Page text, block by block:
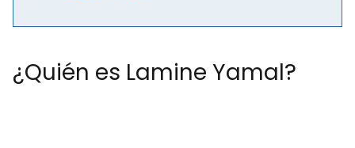
¿Quién es Lamine Yamal?